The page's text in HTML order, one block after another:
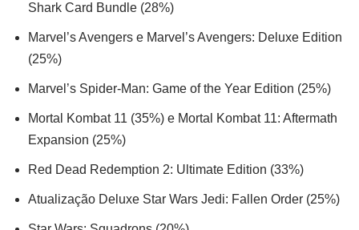
Shark Card Bundle (28%)
Marvel’s Avengers e Marvel’s Avengers: Deluxe Edition
(25%)
Marvel’s Spider-Man: Game of the Year Edition (25%)
Mortal Kombat 11 (35%) e Mortal Kombat 11: Aftermath
Expansion (25%)
Red Dead Redemption 2: Ultimate Edition (33%)
Atualização Deluxe Star Wars Jedi: Fallen Order (25%)